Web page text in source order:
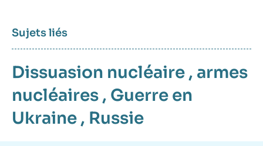
Sujets liés
Dissuasion nucléaire , armes
nucléaires , Guerre en
Ukraine , Russie